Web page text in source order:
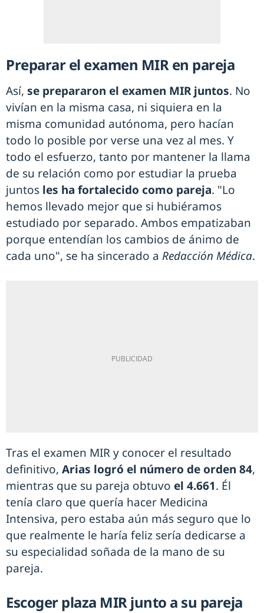
Preparar el examen MIR en pareja
Así, se prepararon el examen MIR juntos. No
vivían en la misma casa, ni siquiera en la
misma comunidad autónoma, pero hacían
todo lo posible por verse una vez al mes. Y
todo el esfuerzo, tanto por mantener la llama
de su relación como por estudiar la prueba
juntos les ha fortalecido como pareja. "Lo
hemos llevado mejor que si hubiéramos
estudiado por separado. Ambos empatizaban
porque entendían los cambios de ánimo de
cada uno", se ha sincerado a Redacción Médica.
Tras el examen MIR y conocer el resultado
definitivo, Arias logró el número de orden 84,
mientras que su pareja obtuvo el 4.661. Él
tenía claro que quería hacer Medicina
Intensiva, pero estaba aún más seguro que lo
que realmente le haría feliz sería dedicarse a
su especialidad soñada de la mano de su
pareja.
Escoger plaza MIR junto a su pareja